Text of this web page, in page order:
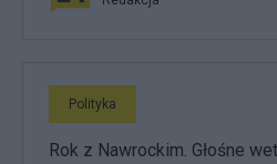
Polityka
Rok z Nawrockim. Głośne